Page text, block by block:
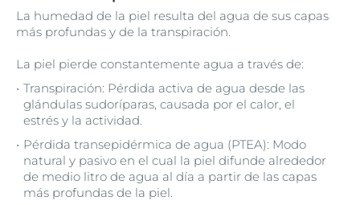
La humedad de la piel resulta del agua de sus capas
más profundas y de la transpiración.
La piel pierde constantemente agua a través de:
Transpiración: Pérdida activa de agua desde las
glándulas sudoríparas, causada por el calor, el
estrés y la actividad.
Pérdida transepidérmica de agua (PTEA): Modo
natural y pasivo en el cual la piel difunde alrededor
de medio litro de agua al día a partir de las capas
más profundas de la piel.